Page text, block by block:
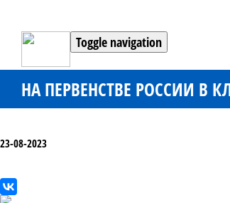
Toggle navigation
НА ПЕРВЕНСТВЕ РОССИИ В
23-08-2023